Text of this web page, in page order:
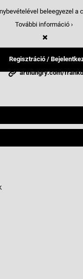
Regisztráció /
Frank Digital
Budapest,
arthungry.com/
beleegyezel a
További információ ›